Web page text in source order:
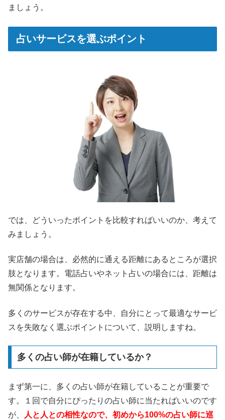
ましょう。
占いサービスを選ぶポイント
では、どういったポイントを比較すればいいのか、考えて
みましょう。
実店舗の場合は、必然的に通える距離にあるところが選択
肢となります。電話占いやネット占いの場合には、距離は
無関係となります。
多くのサービスが存在する中、自分にとって最適なサービ
スを失敗なく選ぶポイントについて、説明しますね。
多くの占い師が在籍しているか？
まず第一に、多くの占い師が在籍していることが重要で
す。１回で自分にぴったりの占い師に当たればいいのです
が、
人と人との相性なので、初めから100%の占い師に巡